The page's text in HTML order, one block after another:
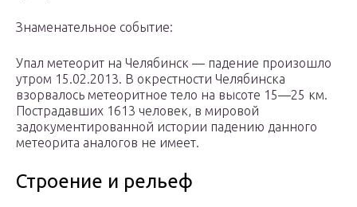
Знаменательное событие:
Упал метеорит на Челябинск — падение произошло
утром 15.02.2013. В окрестности Челябинска
взорвалось метеоритное тело на высоте 15—25 км.
Пострадавших 1613 человек, в мировой
задокументированной истории падению данного
метеорита аналогов не имеет.
Строение и рельеф